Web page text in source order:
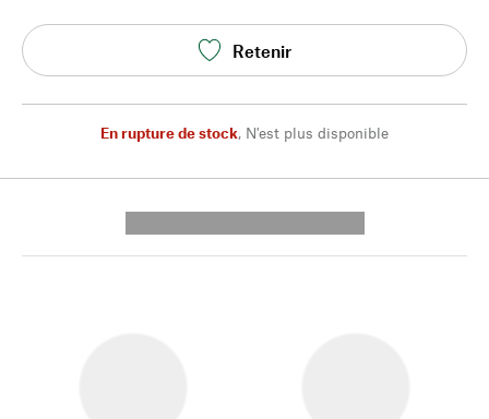
Retenir
En rupture de stock, N'est plus disponible